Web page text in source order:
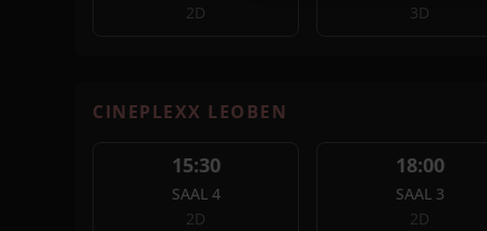
2D
3D
CINEPLEXX LEOBEN
15:30
SAAL 4
2D
18:00
SAAL 3
2D